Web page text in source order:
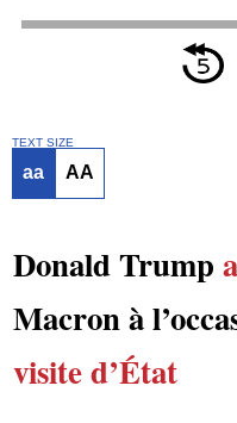
TEXT SIZE
aa AA
Donald Trump
Macron à
visite d’État